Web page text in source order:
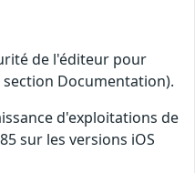
de l'éditeur pour
Documentation).
d'exploitations de
sur les versions iOS